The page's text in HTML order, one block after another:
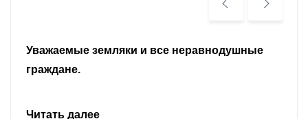
Уважаемые земляки и все неравнодушные
граждане.
Читать далее